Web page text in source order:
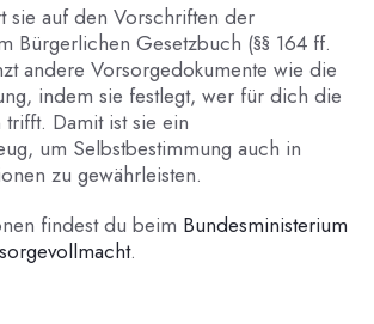
sie auf den Vorschriften der
Bürgerlichen Gesetzbuch (§§ 164 ff.
andere Vorsorgedokumente wie die
indem sie festlegt, wer für dich die
Damit ist sie ein
um Selbstbestimmung auch in
zu gewährleisten.
findest du beim Bundesministerium
.